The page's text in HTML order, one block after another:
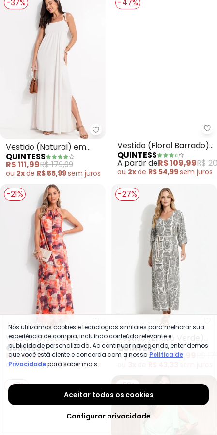
-37%
Quintess - Vestido (Natural)
Vestido (Natural) em
Malha Texturizada
QUINTESS
R$ 111,99R$ 179,99
ou 2xde R$ 55,99sem juros
-47%
Vestido (Floral Barrado)
em Malha Fria
QUINTESS
A partir deR$ 109,99R$
ou 2xde R$ 54,99semjuros
-21%
Quintess - Vestido (Abstrato
Vestido (Abstrato
Colorido) em Malha Fria
QUINTESS
R$ 141,99R$ 179,99
ou3xdeR$ 47,33semjuros
-27%
Vestido (Étnico Verde)
em Malha de Viscose
QUINTESS
A partir deR$ 129,99
-47% -58%
Nós utilizamos cookies e tecnologias similares para melhorar sua
experiência de compra, incluindo conteúdo relevante e
publicidade personalizada. Ao continuar navegando, entendemos
que você está ciente e concorda com a nossa Política de
Privacidadepara saber mais.
Aceitar todos os cookies
Configurar privacidade